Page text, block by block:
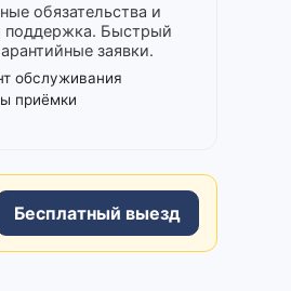
обязательства и
поддержка. Быстрый
заявки.
обслуживания
приёмки
Бесплатный выезд